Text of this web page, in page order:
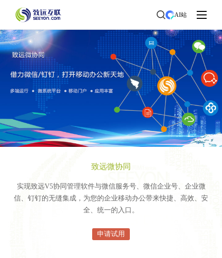
AI站
致远微协同
实现致远V5协同管理软件与微信服务号、微信企业号、企业微
信、钉钉的无缝集成，为您的企业移动办公带来快捷、高效、安
全、统一的入口。
申请试用